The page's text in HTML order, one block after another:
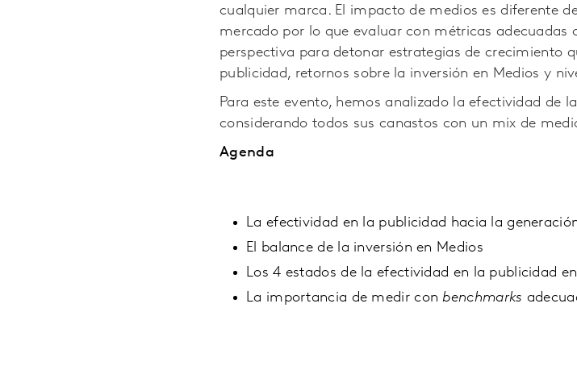
cualquier marca. El impacto de medios es diferente
mercado por lo que evaluar con métricas
perspectiva para detonar estrategias de crecimiento
publicidad, retornos sobre la inversión en Medios y
Para este evento, hemos analizado la efectividad de
considerando todos sus canastos con un mix de
Agenda
La efectividad en la publicidad hacia la
El balance de la inversión en Medios
Los 4 estados de la efectividad en la publicidad
La importancia de medir conbenchmarks